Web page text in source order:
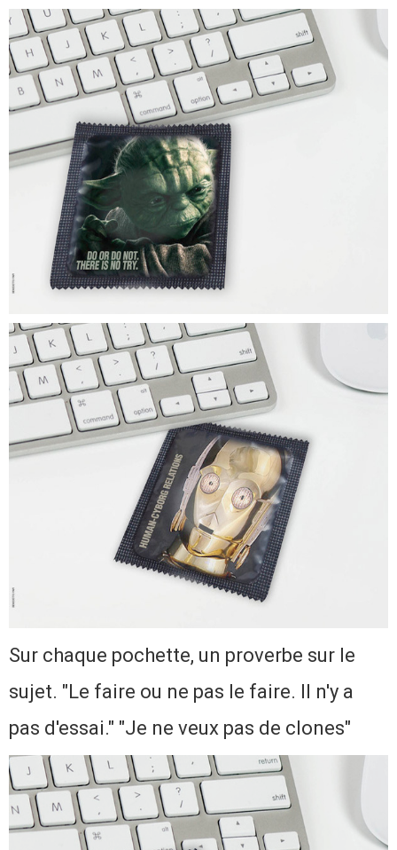
Sur chaque pochette, un proverbe sur le
sujet. "Le faire ou ne pas le faire. Il n'y a
pas d'essai." "Je ne veux pas de clones"